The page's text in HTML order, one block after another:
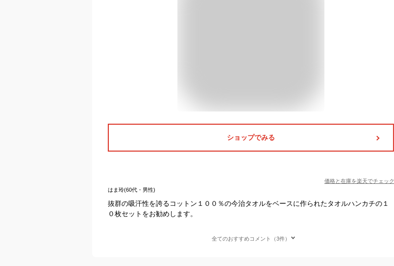
ショップでみる
価格と在庫を楽天でチェック
はま玲(60代・男性)
抜群の吸汗性を誇るコットン１００％の今治タオルをベースに作られたタオルハンカチの１
０枚セットをお勧めします。
全てのおすすめコメント（3件）